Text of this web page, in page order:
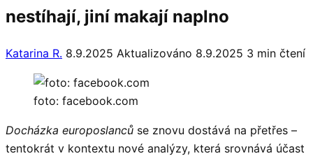
nestíhají, jiní makají naplno
Katarina R. 8.9.2025 Aktualizováno 8.9.2025 3 min čtení
foto: facebook.com
Docházka europoslanců se znovu dostává na přetřes –
tentokrát v kontextu nové analýzy, která srovnává účast